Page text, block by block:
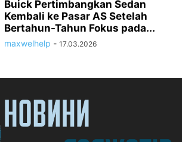
Buick Pertimbangkan Sedan
Kembali ke Pasar AS Setelah
Bertahun-Tahun Fokus pada...
maxwelhelp - 17.03.2026